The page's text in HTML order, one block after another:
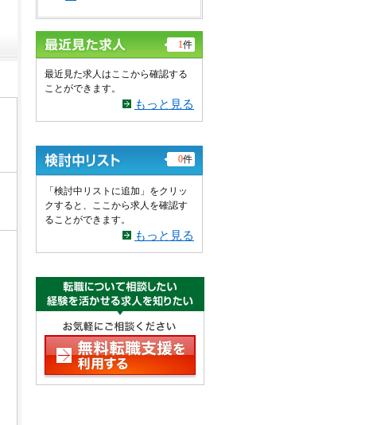
1件
最近見た求人はここから確認する
ことができます。
もっと見る
0件
「検討中リストに追加」をクリッ
クすると、ここから求人を確認す
ることができます。
もっと見る